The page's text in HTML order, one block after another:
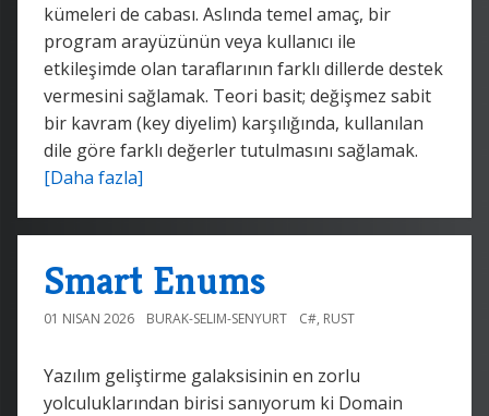
kümeleri de cabası. Aslında temel amaç, bir
program arayüzünün veya kullanıcı ile
etkileşimde olan taraflarının farklı dillerde destek
vermesini sağlamak. Teori basit; değişmez sabit
bir kavram (key diyelim) karşılığında, kullanılan
dile göre farklı değerler tutulmasını sağlamak.
[Daha fazla]
Smart Enums
01 NISAN 2026 BURAK-SELIM-SENYURT C#, RUST
Yazılım geliştirme galaksisinin en zorlu
yolculuklarından birisi sanıyorum ki Domain